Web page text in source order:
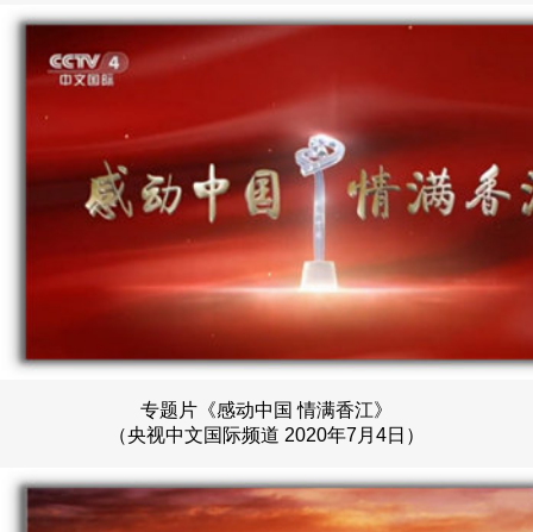
专题片《感动中国 情满香江》
（央视中文国际频道 2020年7月4日）